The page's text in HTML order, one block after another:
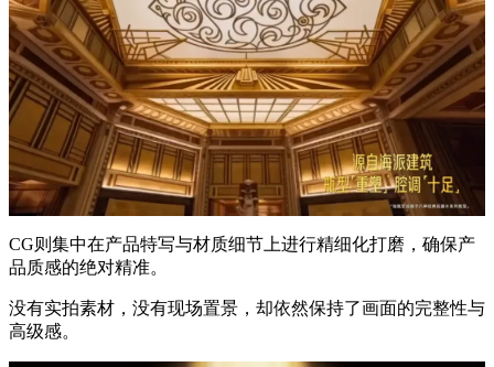
CG则集中在产品特写与材质细节上进行精细化打磨，确保产
品质感的绝对精准。
没有实拍素材，没有现场置景，却依然保持了画面的完整性与
高级感。